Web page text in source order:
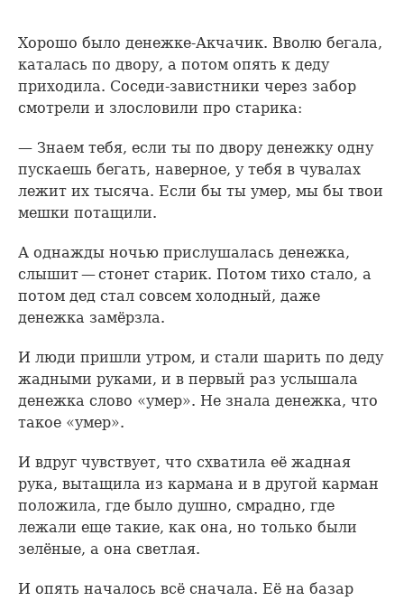
Хорошо было денежке-Акчачик. Вволю бегала,
каталась по двору, а потом опять к деду
приходила. Соседи-завистники через забор
смотрели и злословили про старика:
— Знаем тебя, если ты по двору денежку одну
пускаешь бегать, наверное, у тебя в чувалах
лежит их тысяча. Если бы ты умер, мы бы твои
мешки потащили.
А однажды ночью прислушалась денежка,
слышит — стонет старик. Потом тихо стало, а
потом дед стал совсем холодный, даже
денежка замёрзла.
И люди пришли утром, и стали шарить по деду
жадными руками, и в первый раз услышала
денежка слово «умер». Не знала денежка, что
такое «умер».
И вдруг чувствует, что схватила её жадная
рука, вытащила из кармана и в другой карман
положила, где было душно, смрадно, где
лежали еще такие, как она, но только были
зелёные, а она светлая.
И опять началось всё сначала. Её на базар